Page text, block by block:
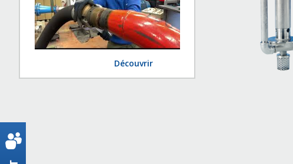
Découvrir